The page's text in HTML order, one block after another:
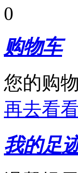
0
购物车
您的购
再去看
我的足